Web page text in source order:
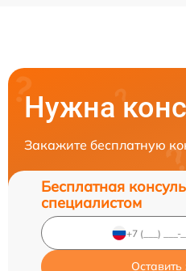
Нужна
Закажите бесплатную
Бесплатная
специалистом
Оставить